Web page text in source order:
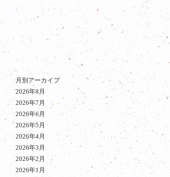
月別アーカイブ
2026年8月
2026年7月
2026年6月
2026年5月
2026年4月
2026年3月
2026年2月
2026年1月